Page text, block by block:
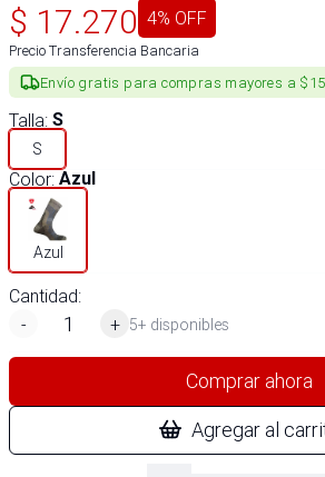
$ 17.270 4% OFF
Precio Transferencia Bancaria
Envío gratis para compras mayores a
Talla: S
S
Color: Azul
Azul
Cantidad:
-
+ 5+ disponibles
Comprar ahora
Agregar al